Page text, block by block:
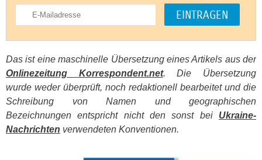
Das ist eine maschinelle Übersetzung eines Artikels aus der
Onlinezeitung Korrespondent.net. Die Übersetzung
wurde weder überprüft, noch redaktionell bearbeitet und die
Schreibung von Namen und geographischen
Bezeichnungen entspricht nicht den sonst bei Ukraine-
Nachrichten verwendeten Konventionen.